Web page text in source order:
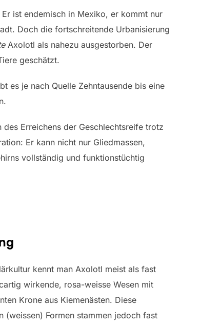
ist endemisch in Mexiko, er kommt nur
Doch die fortschreitende Urbanisierung
Axolotl als nahezu ausgestorben. Der
geschätzt.
es je nach Quelle Zehntausende bis eine
Erreichens der Geschlechtsreife trotz
Er kann nicht nur Gliedmassen,
vollständig und funktionstüchtig
kennt man Axolotl meist als fast
wirkende, rosa-weisse Wesen mit
Krone aus Kiemenästen. Diese
(weissen) Formen stammen jedoch fast